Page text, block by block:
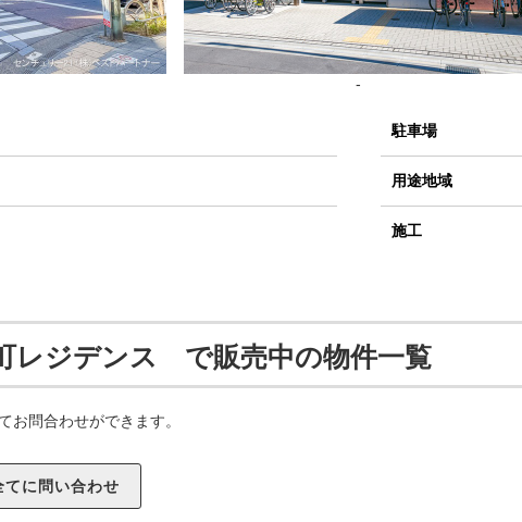
-
駐車場
用途地域
施工
レジデンス で販売中の物件一覧
お問合わせができます。